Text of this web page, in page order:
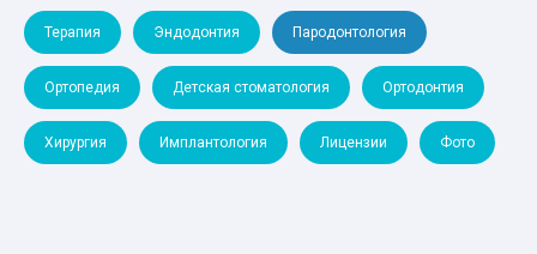
Терапия Эндодонтия Пародонтология
Ортопедия Детская стоматология Ортодонтия
Хирургия Имплантология Лицензии Фото